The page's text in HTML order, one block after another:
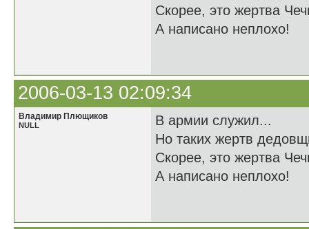
Скорее, это жертва
А написано неплохо!
2006-03-13 02:09:34
Владимир Плющиков
NULL
В армии служил...
Но таких жертв
Скорее, это жертва
А написано неплохо!